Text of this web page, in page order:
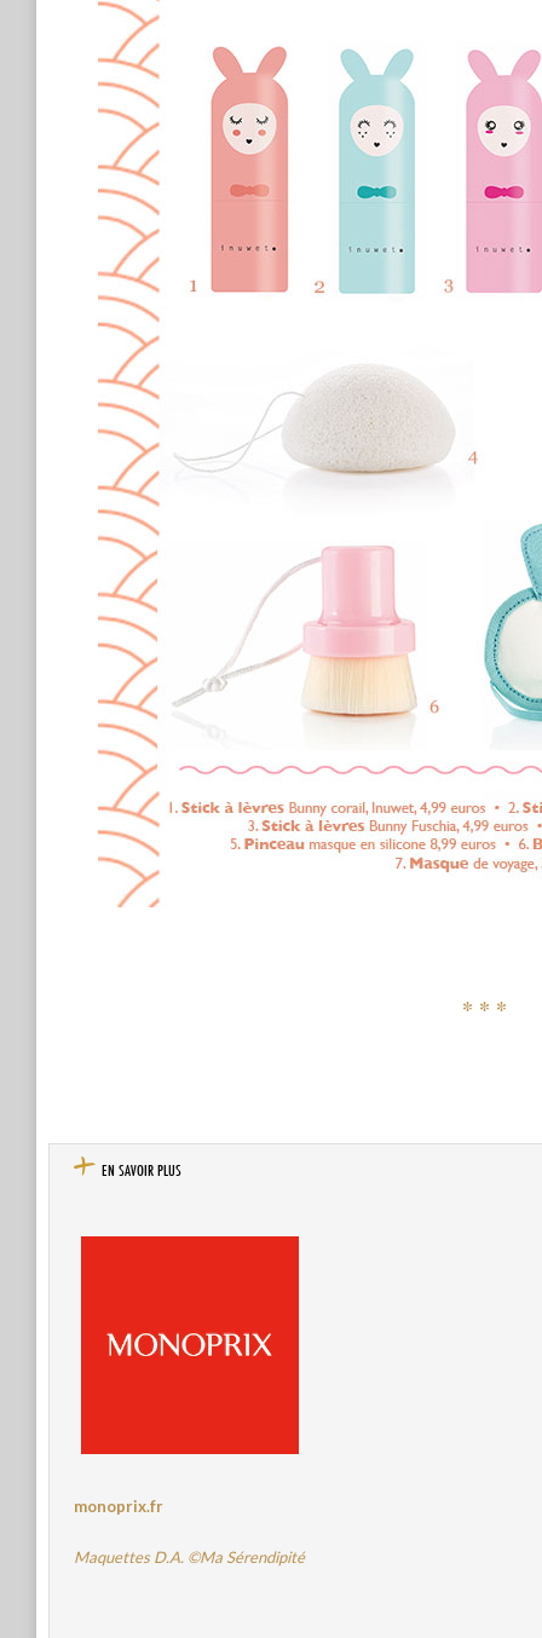
* * *
EN SAVOIR PLUS
monoprix.fr
Maquettes D.A. ©Ma Sérendipité